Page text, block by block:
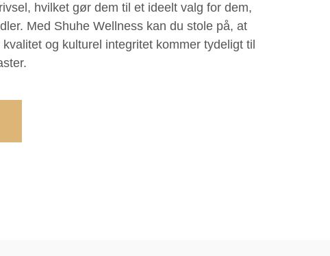
hvilket gør dem til et ideelt valg for dem,
Med Shuhe Wellness kan du stole på, at
og kulturel integritet kommer tydeligt til